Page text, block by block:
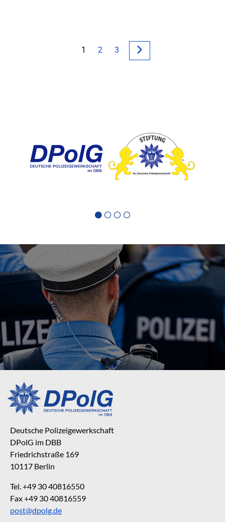
1 2 3
Deutsche Polizeigewerkschaft
DPolG im DBB
Friedrichstraße 169
10117 Berlin
Tel. +49 30 40816550
Fax +49 30 40816559
post@dpolg.de